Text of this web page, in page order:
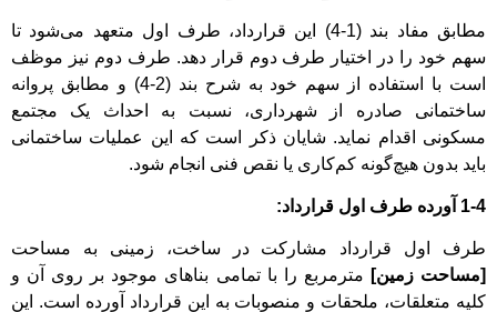
مطابق مفاد بند (1-4) این قرارداد، طرف اول متعهد می‌شود تا
سهم خود را در اختیار طرف دوم قرار دهد. طرف دوم نیز موظف
است با استفاده از سهم خود به شرح بند (2-4) و مطابق پروانه
ساختمانی صادره از شهرداری، نسبت به احداث یک مجتمع
مسکونی اقدام نماید. شایان ذکر است که این عملیات ساختمانی
باید بدون هیچ‌گونه کم‌کاری یا نقص فنی انجام شود.
1-4 آورده طرف اول قرارداد:
طرف اول قرارداد مشارکت در ساخت، زمینی به مساحت
[مساحت زمین] مترمربع را با تمامی بناهای موجود بر روی آن و
کلیه متعلقات، ملحقات و منصوبات به این قرارداد آورده است. این